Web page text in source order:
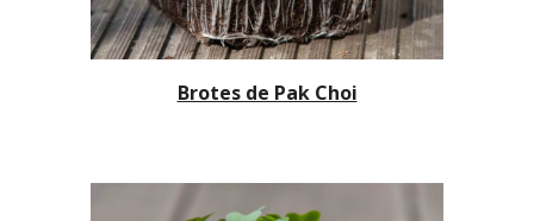
Brotes de Pak Choi